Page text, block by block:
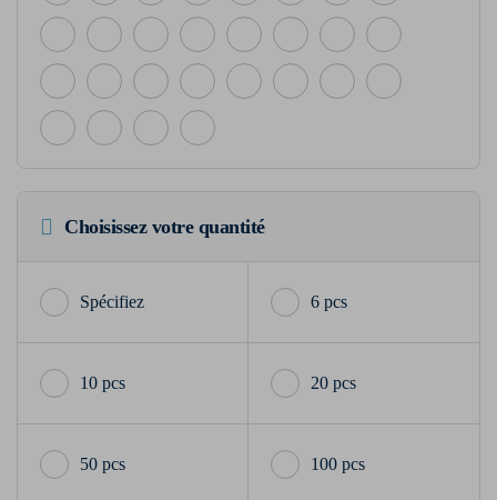
Choisissez votre quantité
6 pcs
10 pcs 20 pcs
50 pcs 100 pcs